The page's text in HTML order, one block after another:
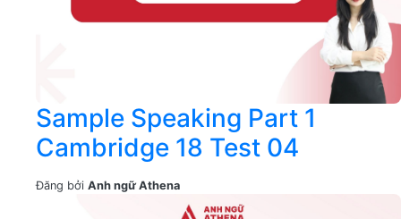
Sample Speaking Part 1
Cambridge 18 Test 04
Đăng bởi Anh ngữ Athena